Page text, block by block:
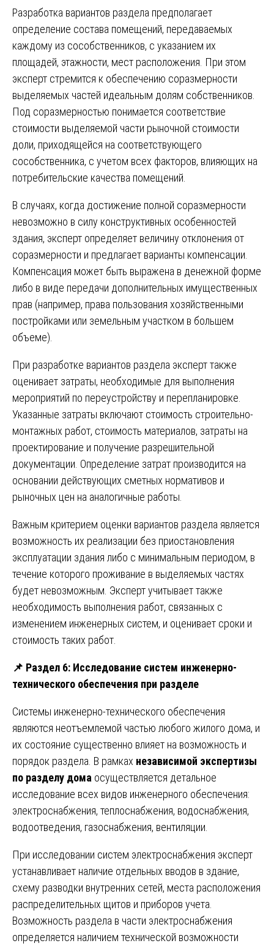
Разработка вариантов раздела предполагает
определение состава помещений, передаваемых
каждому из сособственников, с указанием их
площадей, этажности, мест расположения. При этом
эксперт стремится к обеспечению соразмерности
выделяемых частей идеальным долям собственников.
Под соразмерностью понимается соответствие
стоимости выделяемой части рыночной стоимости
доли, приходящейся на соответствующего
сособственника, с учетом всех факторов, влияющих на
потребительские качества помещений.
В случаях, когда достижение полной соразмерности
невозможно в силу конструктивных особенностей
здания, эксперт определяет величину отклонения от
соразмерности и предлагает варианты компенсации.
Компенсация может быть выражена в денежной форме
либо в виде передачи дополнительных имущественных
прав (например, права пользования хозяйственными
постройками или земельным участком в большем
объеме).
При разработке вариантов раздела эксперт также
оценивает затраты, необходимые для выполнения
мероприятий по переустройству и перепланировке.
Указанные затраты включают стоимость строительно-
монтажных работ, стоимость материалов, затраты на
проектирование и получение разрешительной
документации. Определение затрат производится на
основании действующих сметных нормативов и
рыночных цен на аналогичные работы.
Важным критерием оценки вариантов раздела является
возможность их реализации без приостановления
эксплуатации здания либо с минимальным периодом, в
течение которого проживание в выделяемых частях
будет невозможным. Эксперт учитывает также
необходимость выполнения работ, связанных с
изменением инженерных систем, и оценивает сроки и
стоимость таких работ.
📌 Раздел 6: Исследование систем инженерно-
технического обеспечения при разделе
Системы инженерно-технического обеспечения
являются неотъемлемой частью любого жилого дома, и
их состояние существенно влияет на возможность и
порядок раздела. В рамках независимой экспертизы
по разделу дома осуществляется детальное
исследование всех видов инженерного обеспечения:
электроснабжения, теплоснабжения, водоснабжения,
водоотведения, газоснабжения, вентиляции.
При исследовании систем электроснабжения эксперт
устанавливает наличие отдельных вводов в здание,
схему разводки внутренних сетей, места расположения
распределительных щитов и приборов учета.
Возможность раздела в части электроснабжения
определяется наличием технической возможности